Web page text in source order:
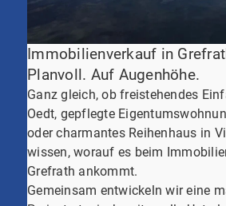
Immobilienverkauf in
Planvoll. Auf Augenhöhe.
Ganz gleich, ob freistehendes
Oedt, gepflegte
oder charmantes Reihenhaus in
wissen, worauf es beim
Grefrath ankommt.
Gemeinsam entwickeln wir eine